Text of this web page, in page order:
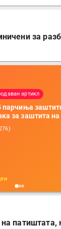
за
артикл
парчиња
за заштита
за заштита на
за мобилни
)
патиштата,